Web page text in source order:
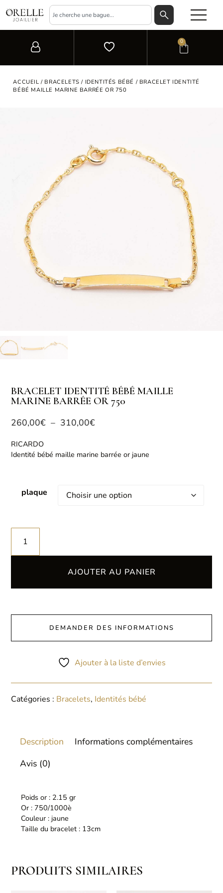
0
ACCUEIL / BRACELETS / IDENTITÉS BÉBÉ / BRACELET IDENTITÉ
BÉBÉ MAILLE MARINE BARRÉE OR 750
BRACELET IDENTITÉ BÉBÉ MAILLE
MARINE BARRÉE OR 750
260,00€ – 310,00€
RICARDO
Identité bébé maille marine barrée or jaune
plaque
AJOUTER AU PANIER
DEMANDER DES INFORMATIONS
Ajouter à la liste d’envies
Catégories : Bracelets, Identités bébé
Description
Informations complémentaires
Avis (0)
Poids or : 2.15 gr
Or : 750/1000è
Couleur : jaune
Taille du bracelet : 13cm
PRODUITS SIMILAIRES